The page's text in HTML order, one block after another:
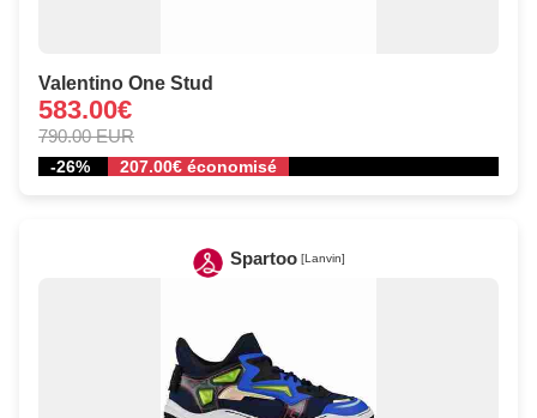
Valentino One Stud
583.00€
790.00 EUR
-26% 207.00€ économisé
Spartoo [Lanvin]